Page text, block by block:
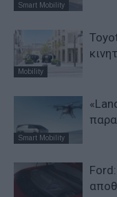
Smart Mobility
Mobility
Smart Mobility